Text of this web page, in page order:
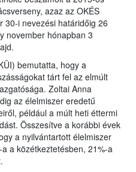
azaz az OKÉS
30-i nevezési határidőig 26
november hónapban 3
bemutatta, hogy a
tárt fel az elmúlt
Zoltai Anna
az élelmiszer eredetű
például a múlt heti éttermi
Összesítve a korábbi évek
a nyilvántartott élelmiszer
a közétkeztetésben, 21%-a